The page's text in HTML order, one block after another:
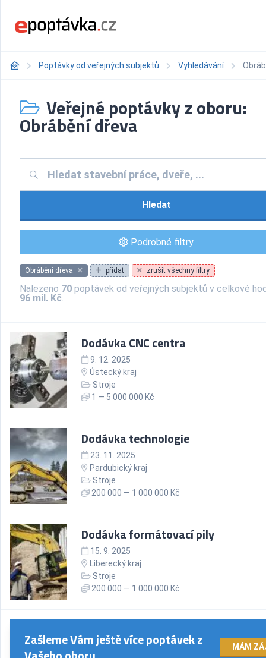
Poptávky od veřejných subjektů Vyhledávání
Veřejné poptávky z oboru:
Obrábění dřeva
Hledat
Podrobné filtry
Obrábění dřeva přidat zrušit všechny filtry
Nalezeno 70 poptávek od veřejných subjektů v celkové
96 mil. Kč.
Dodávka CNC centra
9. 12. 2025
Ústecký kraj
Stroje
1 — 5 000 000 Kč
Dodávka technologie
23. 11. 2025
Pardubický kraj
Stroje
200 000 — 1 000 000 Kč
Dodávka formátovací pily
15. 9. 2025
Liberecký kraj
Stroje
200 000 — 1 000 000 Kč
Zašleme Vám ještě více poptávek z
MÁM